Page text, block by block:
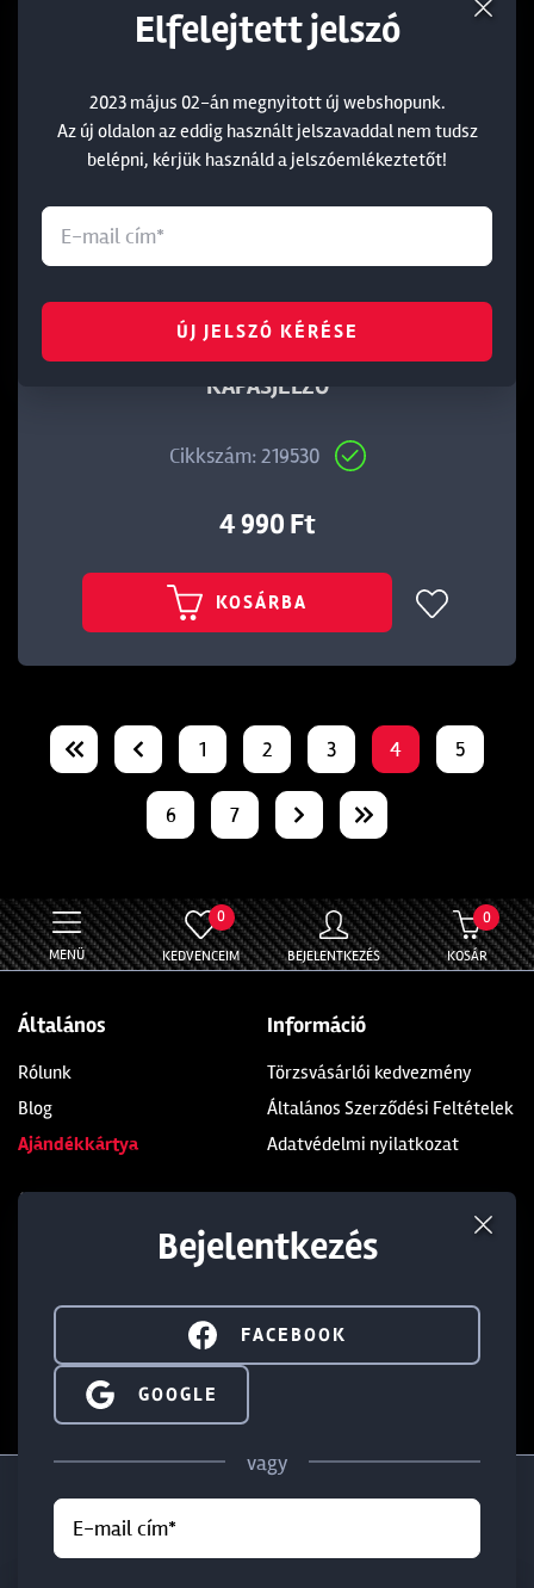
CARP ACADEMY FLASHBACK ELEKTROMOS
KAPÁSJELZŐ
Cikkszám: 219530
4 990 Ft
KOSÁRBA
1 2 3 4 5
6 7
MENÜ
0
KEDVENCEIM BEJELENTKEZÉS
0
KOSÁR
Általános
Rólunk
Blog
Ajándékkártya
Információ
Törzsvásárlói kedvezmény
Általános Szerződési Feltételek
Adatvédelmi nyilatkozat
Üzleteink
+36 1 285 9999
info@walterland.net
IRATKOZZ FEL HÍRLEVELÜNKRE!
Bejelentkezés
FACEBOOK
GOOGLE
SIGN IN WITH GOOGLE
vagy
E-mail cím*
Elfelejtett jelszó
2023 május 02-án megnyitott új webshopunk.
Az új oldalon az eddig használt jelszavaddal nem tudsz
belépni, kérjük használd a jelszóemlékeztetőt!
ÚJ JELSZÓ KÉRÉSE